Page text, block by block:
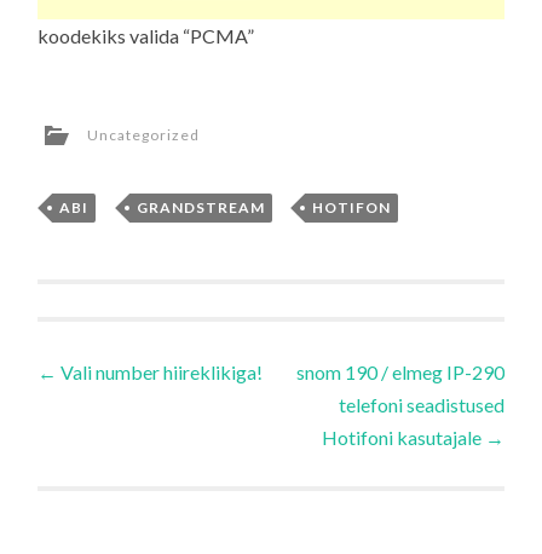
koodekiks valida “PCMA”
Uncategorized
ABI , GRANDSTREAM , HOTIFON
Navigeerimine
← Vali number hiireklikiga!
snom 190 / elmeg IP-290
telefoni seadistused
Hotifoni kasutajale →